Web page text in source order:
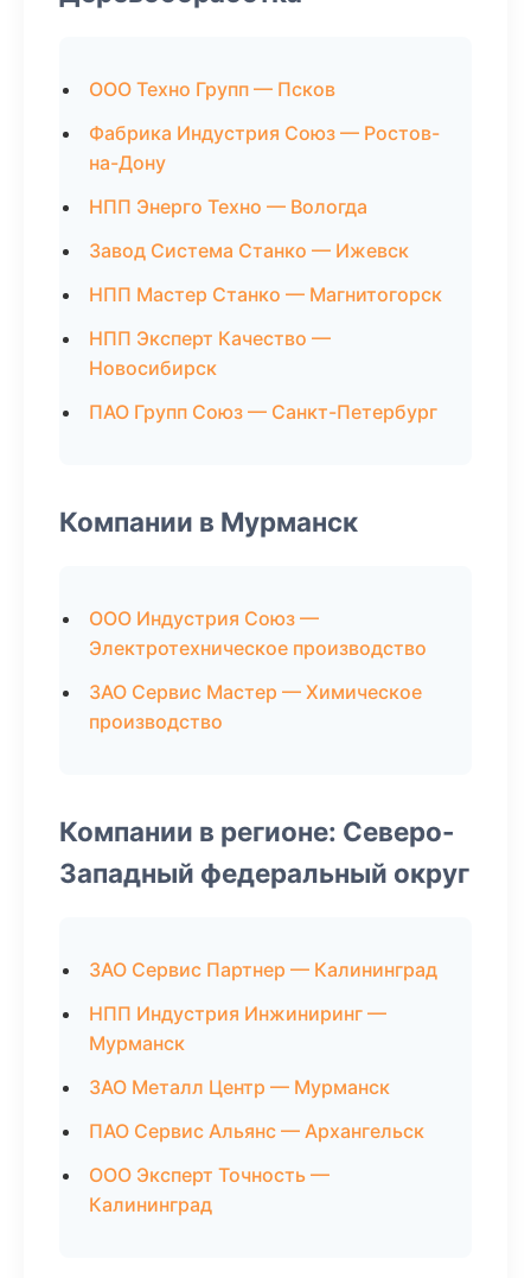
ООО Техно Групп — Псков
Фабрика Индустрия Союз — Ростов-
на-Дону
НПП Энерго Техно — Вологда
Завод Система Станко — Ижевск
НПП Мастер Станко — Магнитогорск
НПП Эксперт Качество —
Новосибирск
ПАО Групп Союз — Санкт-Петербург
Компании в Мурманск
ООО Индустрия Союз —
Электротехническое производство
ЗАО Сервис Мастер — Химическое
производство
Компании в регионе: Северо-
Западный федеральный округ
ЗАО Сервис Партнер — Калининград
НПП Индустрия Инжиниринг —
Мурманск
ЗАО Металл Центр — Мурманск
ПАО Сервис Альянс — Архангельск
ООО Эксперт Точность —
Калининград